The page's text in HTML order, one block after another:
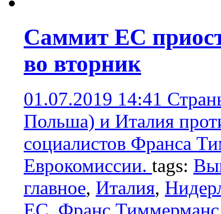
Саммит ЕС
во вторник
01.07.2019 14:41
Польша) и Италия
социалистов Франса
Еврокомиссии. tags:
главное, Италия,
ЕС, Франс Тиммерманс